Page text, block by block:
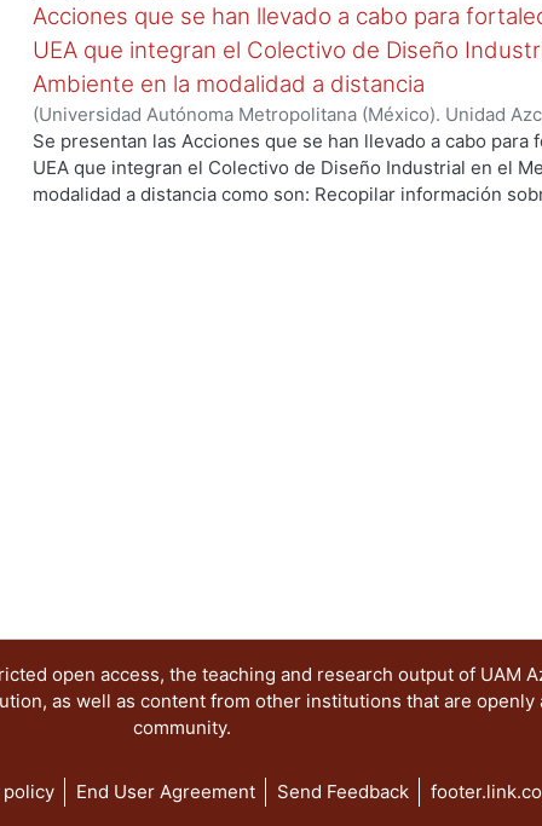
Acciones que se han llevado a cabo para
UEA que integran el Colectivo de Diseño
Ambiente en la modalidad a distancia
(Universidad Autónoma Metropolitana (México). Unidad
Ciencias y Artes para el Diseño. Departamento de Medio
2021-03)Aguilar Montoya, Georgina;Ando Ashijara, Luis
Moreno, Ruth Alicia;García González, Areli ;Jiménez
Se presentan las Acciones que se han llevado a cabo para
UEA que integran el Colectivo de Diseño Industrial en el
modalidad a distancia como son: Recopilar información
open access, the teaching and research output of UAM
as well as content from other institutions that are
community.
policy End User Agreement Send Feedback